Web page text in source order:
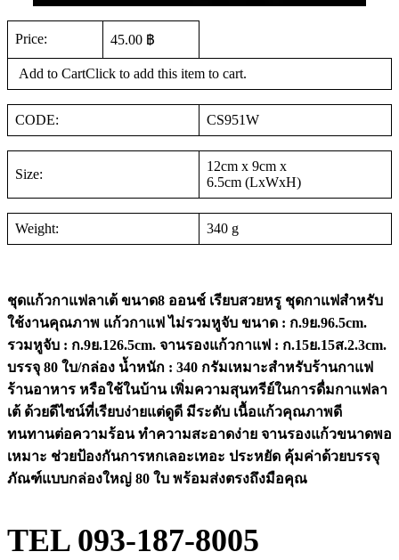
Price: 45.00 ฿
Add to CartClick to add this item to cart.
CODE: CS951W
Size:
12cm x 9cm x
6.5cm (LxWxH)
Weight: 340 g
ชุดแก้วกาแฟลาเต้ ขนาด8 ออนช์ เรียบสวยหรู ชุดกาแฟสำหรับ
ใช้งานคุณภาพ แก้วกาแฟ ไม่รวมหูจับ ขนาด : ก.9ย.96.5cm.
รวมหูจับ : ก.9ย.126.5cm. จานรองแก้วกาแฟ : ก.15ย.15ส.2.3cm.
บรรจุ 80 ใบ/กล่อง น้ำหนัก : 340 กรัมเหมาะสำหรับร้านกาแฟ
ร้านอาหาร หรือใช้ในบ้าน เพิ่มความสุนทรีย์ในการดื่มกาแฟลา
เต้ ด้วยดีไซน์ที่เรียบง่ายแต่ดูดี มีระดับ เนื้อแก้วคุณภาพดี
ทนทานต่อความร้อน ทำความสะอาดง่าย จานรองแก้วขนาดพอ
เหมาะ ช่วยป้องกันการหกเลอะเทอะ ประหยัด คุ้มค่าด้วยบรรจุ
ภัณฑ์แบบกล่องใหญ่ 80 ใบ พร้อมส่งตรงถึงมือคุณ
TEL 093-187-8005